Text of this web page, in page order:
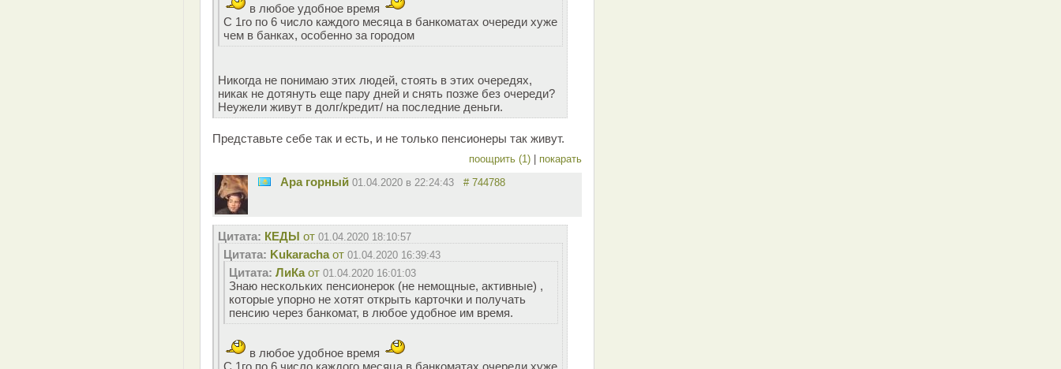
в любое удобное время
С 1го по 6 число каждого месяца в банкоматах очереди хуже
чем в банках, особенно за городом
Никогда не понимаю этих людей, стоять в этих очередях,
никак не дотянуть еще пару дней и снять позже без очереди?
Неужели живут в долг/кредит/ на последние деньги.
Представьте себе так и есть, и не только пенсионеры так живут.
поощрить (1) покарать
Ара горный 01.04.2020 в 22:24:43 # 744788
Цитата: КЕДЫ от 01.04.2020 18:10:57
Цитата: Kukarachaот 01.04.2020 16:39:43
Цитата: ЛиКаот 01.04.2020 16:01:03
Знаю нескольких пенсионерок (не немощные, активные) ,
которые упорно не хотят открыть карточки и получать
пенсию через банкомат, в любое удобное им время.
в любое удобное время
С 1го по 6 число каждого месяца в банкоматах очереди хуже